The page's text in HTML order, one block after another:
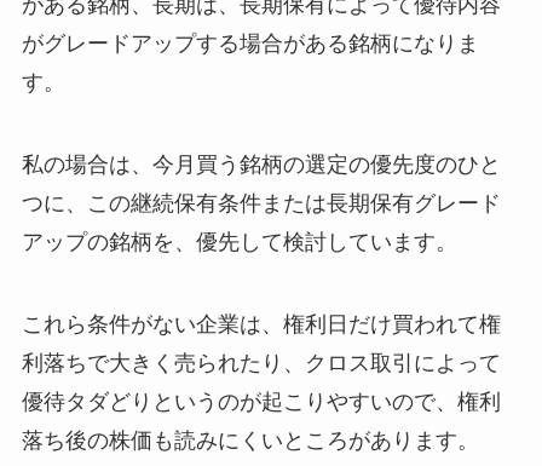
がある銘柄、長期は、長期保有によって優待内容
がグレードアップする場合がある銘柄になりま
す。
私の場合は、今月買う銘柄の選定の優先度のひと
つに、この継続保有条件または長期保有グレード
アップの銘柄を、優先して検討しています。
これら条件がない企業は、権利日だけ買われて権
利落ちで大きく売られたり、クロス取引によって
優待タダどりというのが起こりやすいので、権利
落ち後の株価も読みにくいところがあります。